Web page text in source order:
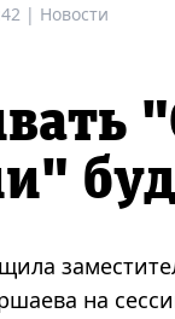
| Новости
на